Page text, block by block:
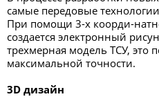
самые передовые
При помощи 3-х коорди-
создается электронный
трехмерная модель ТСУ, это
максимальной точности.
3D дизайн